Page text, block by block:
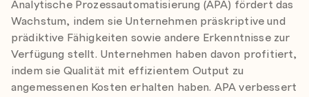
Analytische Prozessautomatisierung (APA) fördert das
Wachstum, indem sie Unternehmen präskriptive und
prädiktive Fähigkeiten sowie andere Erkenntnisse zur
Verfügung stellt. Unternehmen haben davon profitiert,
indem sie Qualität mit effizientem Output zu
angemessenen Kosten erhalten haben. APA verbessert